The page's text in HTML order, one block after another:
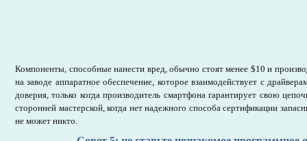
Компоненты, способные нанести вред, обычно стоят менее $10 и
на заводе аппаратное обеспечение, которое взаимодействует с
доверия, только когда производитель смартфона гарантирует свою
сторонней мастерской, когда нет надежного способа сертификации
не может никто.